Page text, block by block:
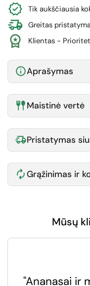
Tik aukščiausia
Greitas
Klientas -
Aprašymas
Maistinė vertė
Pristatymas
Grąžinimas ir
Mūsų
"Ananasai ir